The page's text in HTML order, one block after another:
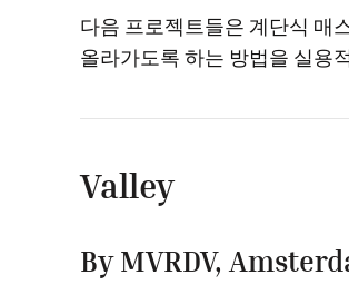
다음 프로젝트들은 계단식 매
올라가도록 하는 방법을 실용
Valley
By MVRDV,